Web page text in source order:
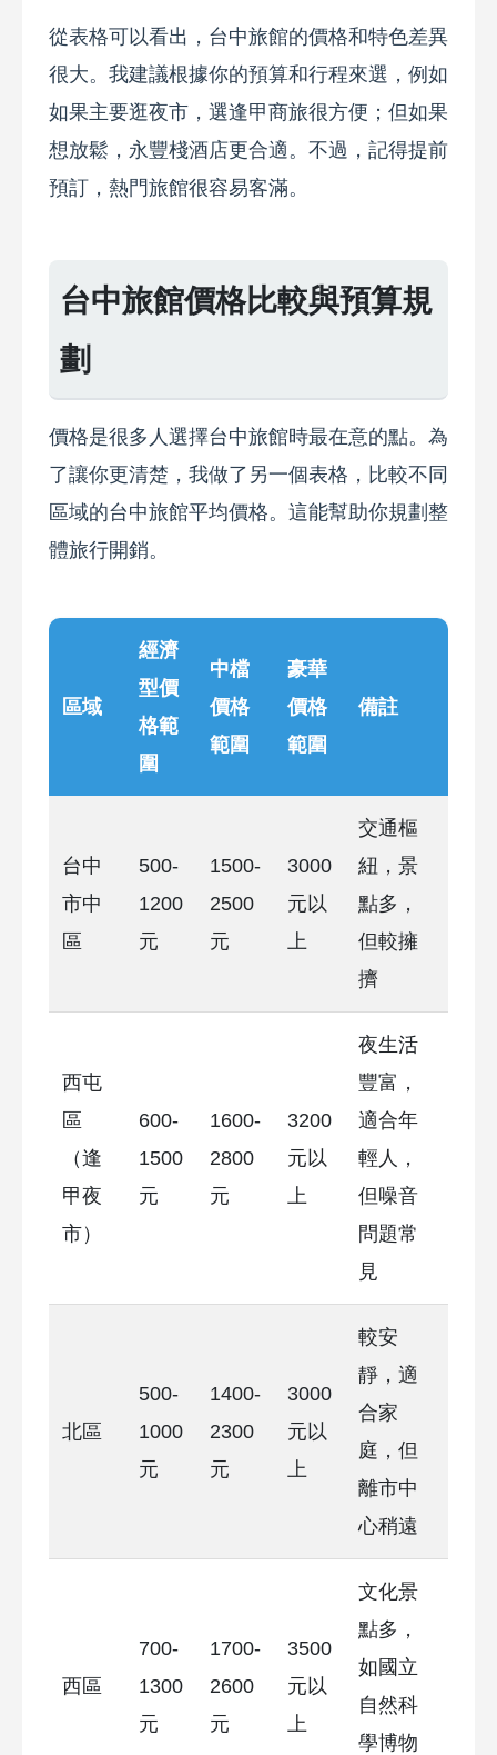
從表格可以看出，台中旅館的價格和特色差異
很大。我建議根據你的預算和行程來選，例如
如果主要逛夜市，選逢甲商旅很方便；但如果
想放鬆，永豐棧酒店更合適。不過，記得提前
預訂，熱門旅館很容易客滿。
台中旅館價格比較與預算規
劃
價格是很多人選擇台中旅館時最在意的點。為
了讓你更清楚，我做了另一個表格，比較不同
區域的台中旅館平均價格。這能幫助你規劃整
體旅行開銷。
區域
經濟
型價
格範
圍
中檔
價格
範圍
豪華
價格
範圍
備註
台中
市中
區
500-
1200
元
1500-
2500
元
3000
元以
上
交通樞
紐，景
點多，
但較擁
擠
西屯
區
（逢
甲夜
市）
600-
1500
元
1600-
2800
元
3200
元以
上
夜生活
豐富，
適合年
輕人，
但噪音
問題常
見
北區
500-
1000
元
1400-
2300
元
3000
元以
上
較安
靜，適
合家
庭，但
離市中
心稍遠
西區
700-
1300
元
1700-
2600
元
3500
元以
上
文化景
點多，
如國立
自然科
學博物